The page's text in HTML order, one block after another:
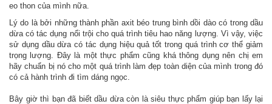
eo thon của mình nữa.
Lý do là bởi những thành phần axit béo trung bình dồi dào có trong dầu
dừa có tác dụng nổi trội cho quá trình tiêu hao năng lượng. Vì vậy, việc
sử dụng dầu dừa có tác dụng hiệu quả tốt trong quá trình cơ thể giảm
trọng lượng. Đây là một thực phẩm cũng khá thông dụng nên chị em
hãy chuẩn bị nó cho một quá trình làm đẹp toàn diện của mình trong đó
có cả hành trình đi tìm dáng ngọc.
Bây giờ thì bạn đã biết dầu dừa còn là siêu thực phẩm giúp bạn lấy lại